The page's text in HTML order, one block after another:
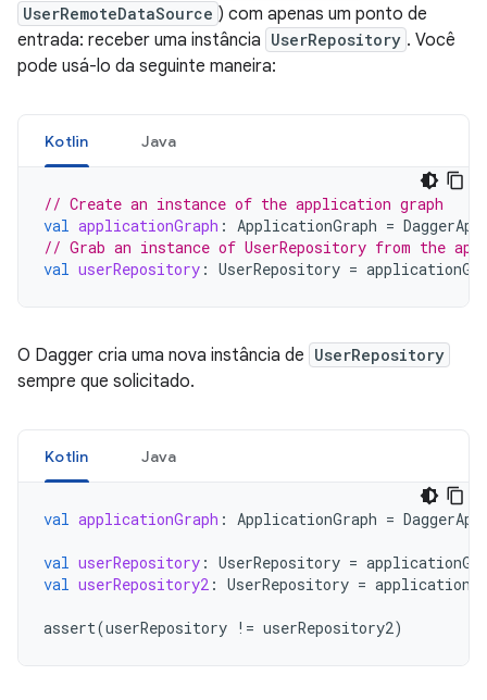
UserRemoteDataSource ) com apenas um ponto de
entrada: receber uma instância UserRepository . Você
pode usá-lo da seguinte maneira:
Kotlin Java
// Create an instance of the application graph
val applicationGraph : ApplicationGraph =
// Grab an instance of UserRepository from the
val userRepository : UserRepository =
O Dagger cria uma nova instância de UserRepository
sempre que solicitado.
Kotlin Java
val applicationGraph : ApplicationGraph =
val userRepository : UserRepository =
val userRepository2 : UserRepository =
assert(userRepository != userRepository2)